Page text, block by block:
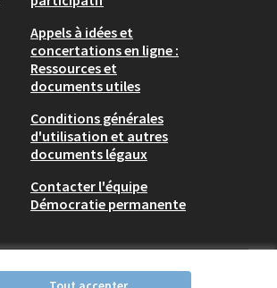
Appels à idées et
concertations en ligne :
Ressources et
documents utiles
Conditions générales
d'utilisation et autres
documents légaux
Contacter l'équipe
Démocratie permanente